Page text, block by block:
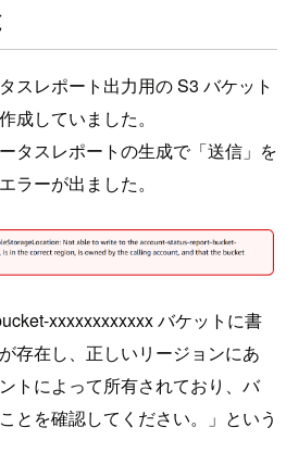
スレポート出力用の S3 バケット
成していました。
タスレポートの生成で「送信」を
ラーが出ました。
xxxxxxxxxxxx バケットに書
存在し、正しいリージョンにあ
トによって所有されており、バ
とを確認してください。」という